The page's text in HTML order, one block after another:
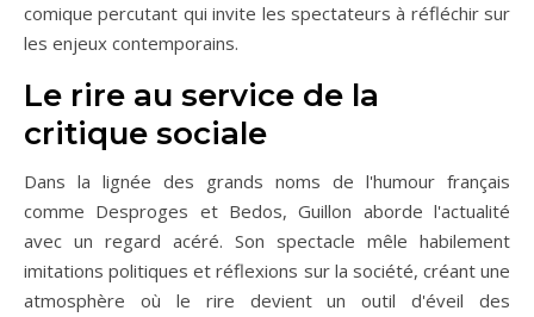
comique percutant qui invite les spectateurs à réfléchir sur
les enjeux contemporains.
Le rire au service de la
critique sociale
Dans la lignée des grands noms de l'humour français
comme Desproges et Bedos, Guillon aborde l'actualité
avec un regard acéré. Son spectacle mêle habilement
imitations politiques et réflexions sur la société, créant une
atmosphère où le rire devient un outil d'éveil des